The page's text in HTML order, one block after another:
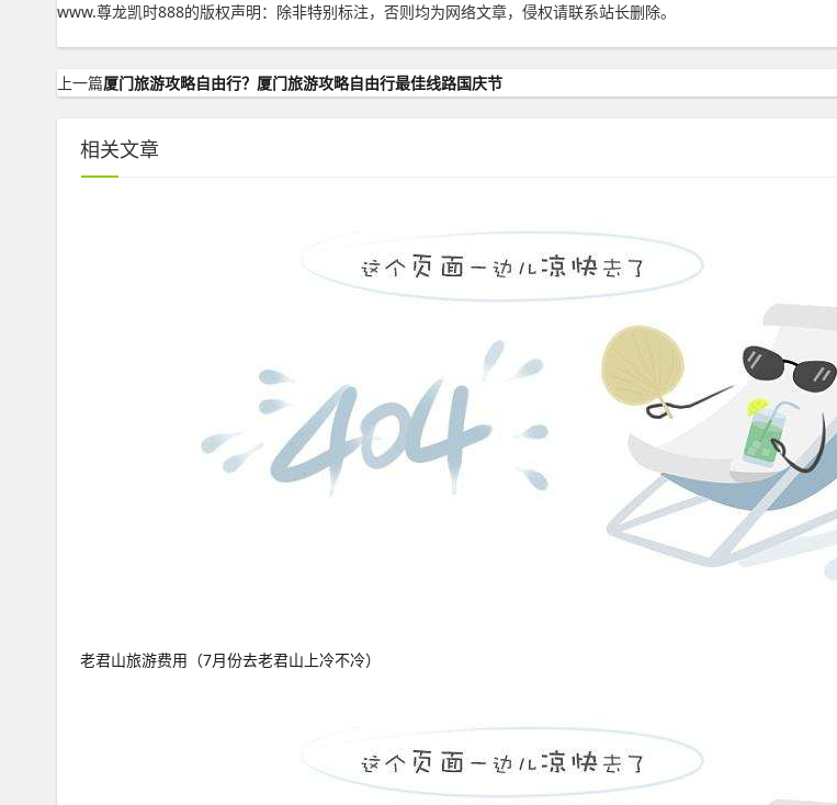
www.尊龙凯时888的版权声明： 除非特别标注，否则均为网络文章，侵权请联系站长删除。
上一篇厦门旅游攻略自由行？厦门旅游攻略自由行最佳线路国庆节
相关文章
老君山旅游费用（7月份去老君山上冷不冷）